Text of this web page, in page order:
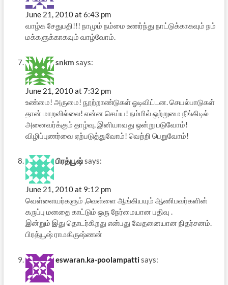
June 21, 2010 at 6:43 pm
வாழ்க சேதுபதி!!! நாமும் நம்மை உணர்ந்து நாட்டுக்காகவும் நம்
மக்களுக்காகவும் வாழ்வோம்.
snkm says:
June 21, 2010 at 7:32 pm
உண்மை! அருமை! நூற்றாண்டுகள் ஓடிவிட்டன. செயல்பாடுகள்
தான் மாறவில்லை! என்ன செய்ய! நம்மில் ஒற்றுமை நீங்கிடில்
அனைவர்க்கும் தாழ்வு, இனியாவது ஒன்று படுவோம்!
விழிப்புணர்வை ஏற்படுத்துவோம்! வெற்றி பெறுவோம்!
பிரத்யூஷ்says:
June 21, 2010 at 9:12 pm
வெள்ளையர்களும் ,வெள்ளை ஆங்கியயும் ஆணிபவர்களின்
கருப்பு மனதை காட்டும் ஒரு நேர்மையான பதிவு .
இன்றும் இது தொடர்கிறது என்பது வேதனையான நிதர்சனம்.
பிரத்யூஷ் ராமகிருஷ்ணன்
eswaran.ka-poolampattisays: